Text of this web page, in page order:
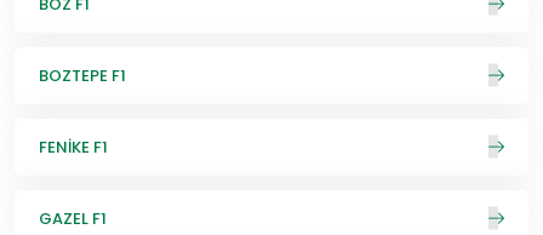
BOZTEPE F1
FENİKE F1
GAZEL F1